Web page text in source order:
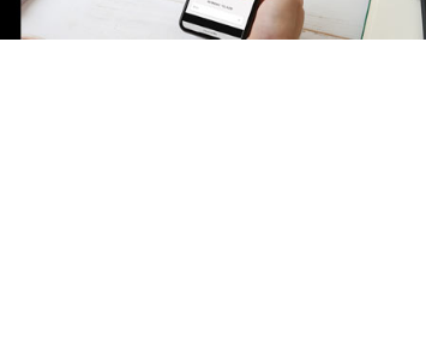
mieszkania to wszystko sa prywatne